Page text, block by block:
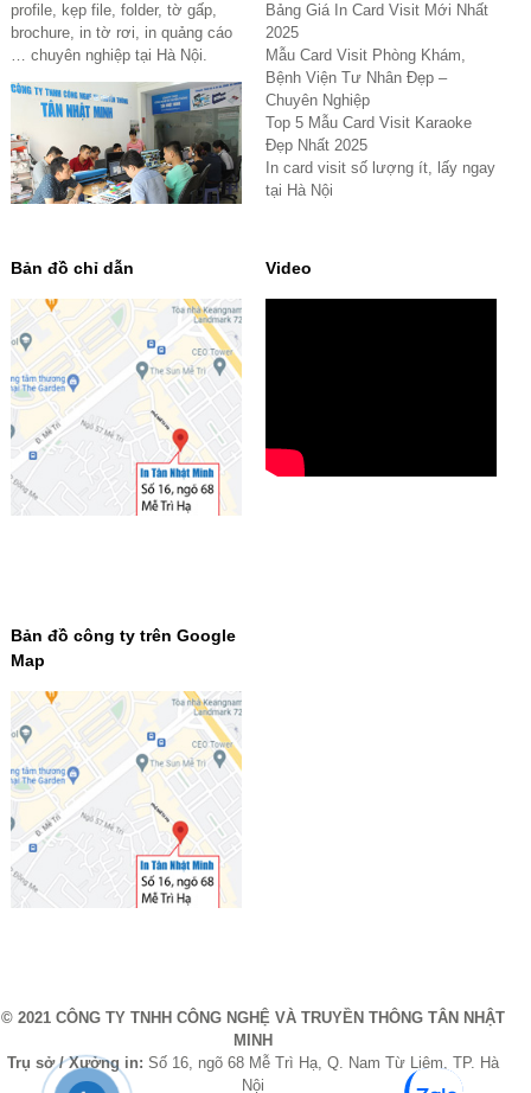
profile, kẹp file, folder, tờ gấp,
brochure, in tờ rơi, in quảng cáo
… chuyên nghiệp tại Hà Nội.
Bảng Giá In Card Visit Mới Nhất
2025
Mẫu Card Visit Phòng Khám,
Bệnh Viện Tư Nhân Đẹp –
Chuyên Nghiệp
Top 5 Mẫu Card Visit Karaoke
Đẹp Nhất 2025
In card visit số lượng ít, lấy ngay
tại Hà Nội
Bản đồ chỉ dẫn Video
Bản đồ công ty trên Google
Map
© 2021 CÔNG TY TNHH CÔNG NGHỆ VÀ TRUYỀN THÔNG TÂN NHẬT
MINH
Trụ sở / Xưởng in:Số 16, ngõ 68 Mễ Trì Hạ, Q. Nam Từ Liêm, TP. Hà
Nội